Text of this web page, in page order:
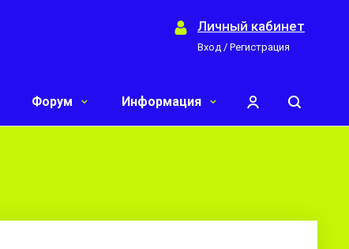
Личный кабинет
Вход / Регистрация
Форум Информация